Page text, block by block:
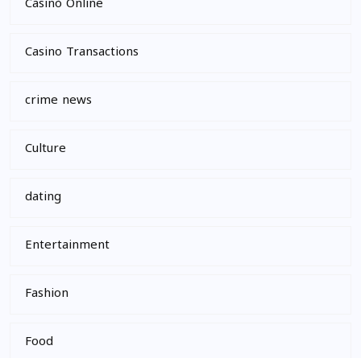
Casinò Online
Casino Transactions
crime news
Culture
dating
Entertainment
Fashion
Food